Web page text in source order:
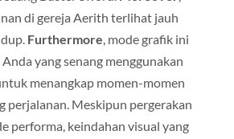
di gereja Aerith terlihat jauh
Furthermore, mode grafik ini
yang senang menggunakan
menangkap momen-momen
perjalanan. Meskipun pergerakan
performa, keindahan visual yang